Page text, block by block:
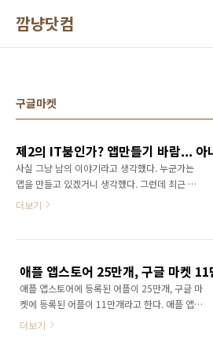
깜냥닷컴
구글마켓
사실 그냥 남의 이야기라고 생각했다. 누군가는
앱을 만들고 있겠거니 생각했다. 그런데 최근 내
주변만 봐도 그냥 예사롭게 넘길 이야기가 아닌
사를 차리고 앱을 만들고 있다. 그리고 오랜만에
메신저로 연락한 전 회사 동료는 지금 책보고 공
부하면서 앱을 만들고 있다고 한다. 그렇다. 전국
은 지금 앱만들기 열풍이 불고 있다. 아울러 제2
더보기
애플 앱스토어에 등록된 어플이 25만개, 구글 마
켓에 등록된 어플이 11만개라고 한다. 애플 앱스
토어를 통해서 수많은 백만장자가 탄생했다는
더보기